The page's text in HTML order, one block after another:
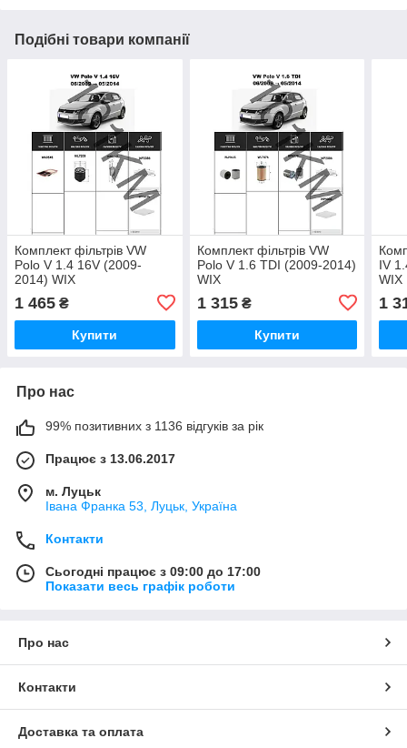
Подібні товари компанії
Комплект фільтрів VW
Polo V 1.4 16V (2009-
2014) WIX
1 465 ₴
Купити
Комплект фільтрів VW
Polo V 1.6 TDI (2009-2014)
WIX
1 315₴
Купити
IV
WIX
1
Про нас
99% позитивних з 1136 відгуків за рік
Працює з 13.06.2017
м. Луцьк
Івана Франка 53, Луцьк, Україна
Контакти
Сьогодні працює з 09:00 до 17:00
Показати весь графік роботи
Про нас
Контакти
Доставка та оплата